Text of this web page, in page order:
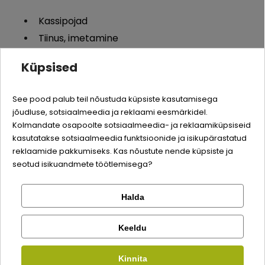
Kirjuta arvustus
Kassipojad
Tiinus, imetamine
Toetab neerude tööd veetasakaalu ja
elektrolüütide reguleerimisel kehas ning
mittevajalike ainevahetusproduktide
eemaldamisel.
Valgu kõrge bioloogiline väärtus tagab
väikese jääkaminohapete koguse.
Kasutamissoovitused
Enne kasutamist on soovitatav konsulteerida
veterinaararstiga. Soovitatav kasutusaeg on alguses kuni
6 kuud. Pärast kasutusperioodi pikendamist saab Renal &
Quality:
Kontrolli tellimust
Logi sisse
Registreeru
Facebook
Google
Küpsised
See pood palub teil nõustuda küpsiste kasutamisega
jõudluse, sotsiaalmeedia ja reklaami eesmärkidel.
Kolmandate osapoolte sotsiaalmeedia- ja reklaamiküpsiseid
kasutatakse sotsiaalmeedia funktsioonide ja isikupärastatud
reklaamide pakkumiseks. Kas nõustute nende küpsiste ja
seotud isikuandmete töötlemisega?
Halda
Keeldu
Kinnita